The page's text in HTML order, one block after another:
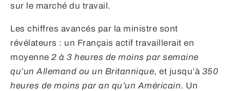
sur le marché du travail.
Les chiffres avancés par la ministre sont
révélateurs : un Français actif travaillerait en
moyenne 2 à 3 heures de moins par semaine
qu’un Allemand ou un Britannique, et jusqu’à 350
heures de moins par an qu’un Américain. Un